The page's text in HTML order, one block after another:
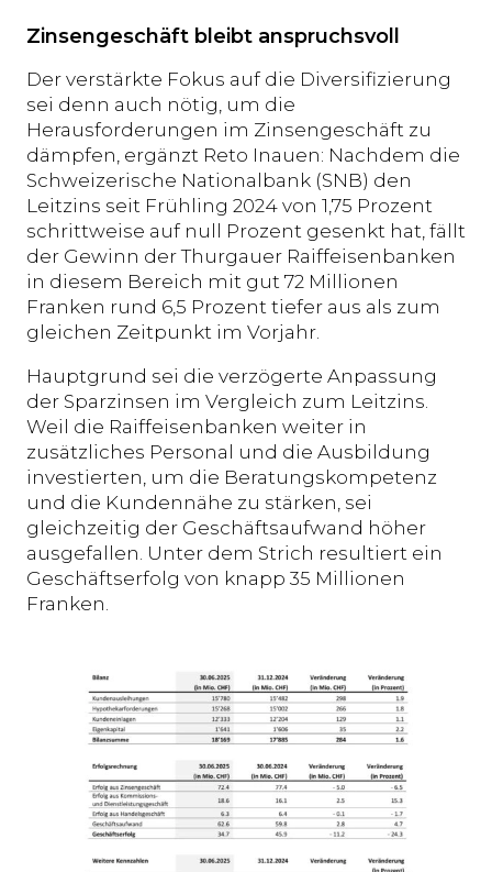
Zinsengeschäft bleibt anspruchsvoll
Der verstärkte Fokus auf die Diversifizierung
sei denn auch nötig, um die
Herausforderungen im Zinsengeschäft zu
dämpfen, ergänzt Reto Inauen: Nachdem die
Schweizerische Nationalbank (SNB) den
Leitzins seit Frühling 2024 von 1,75 Prozent
schrittweise auf null Prozent gesenkt hat, fällt
der Gewinn der Thurgauer Raiffeisenbanken
in diesem Bereich mit gut 72 Millionen
Franken rund 6,5 Prozent tiefer aus als zum
gleichen Zeitpunkt im Vorjahr.
Hauptgrund sei die verzögerte Anpassung
der Sparzinsen im Vergleich zum Leitzins.
Weil die Raiffeisenbanken weiter in
zusätzliches Personal und die Ausbildung
investierten, um die Beratungskompetenz
und die Kundennähe zu stärken, sei
gleichzeitig der Geschäftsaufwand höher
ausgefallen. Unter dem Strich resultiert ein
Geschäftserfolg von knapp 35 Millionen
Franken.